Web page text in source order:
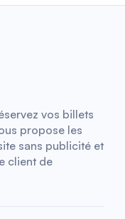
vos billets
propose les
sans publicité et
client de